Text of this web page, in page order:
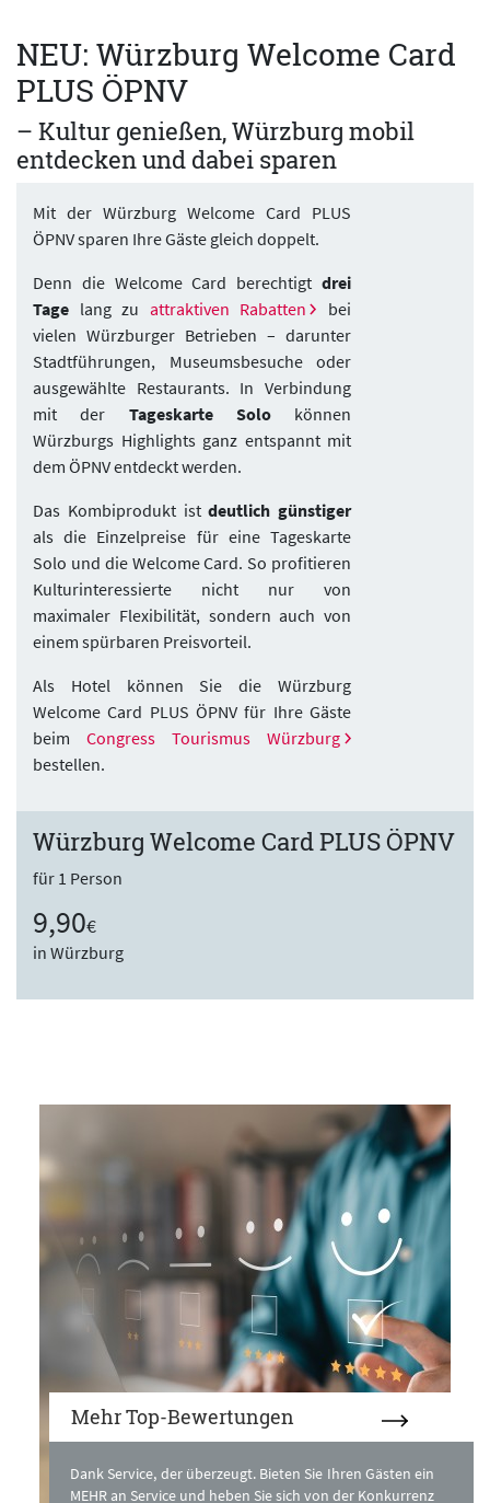
NEU: Würzburg Welcome Card
PLUS ÖPNV
– Kultur genießen, Würzburg mobil
entdecken und dabei sparen
Mit der Würzburg Welcome Card PLUS
ÖPNV sparen Ihre Gäste gleich doppelt.
Denn die Welcome Card berechtigt drei
Tage lang zu attraktiven Rabatten
bei
vielen Würzburger Betrieben – darunter
Stadtführungen, Museumsbesuche oder
ausgewählte Restaurants. In Verbindung
mit der Tageskarte Solokönnen
Würzburgs Highlights ganz entspannt mit
dem ÖPNV entdeckt werden.
Das Kombiprodukt istdeutlich günstiger
als die Einzelpreise für eine Tageskarte
Solo und die Welcome Card. So profitieren
Kulturinteressierte nicht nur von
maximaler Flexibilität, sondern auch von
einem spürbaren Preisvorteil.
Als Hotel können Sie die Würzburg
Welcome Card PLUS ÖPNV für Ihre Gäste
beim Congress Tourismus Würzburg
bestellen.
Würzburg Welcome Card PLUS ÖPNV
für 1 Person
9,90€
in Würzburg
Mehr Top-Bewertungen
Dank Service, der überzeugt. Bieten Sie Ihren Gästen ein
MEHR an Service und heben Sie sich von der Konkurrenz